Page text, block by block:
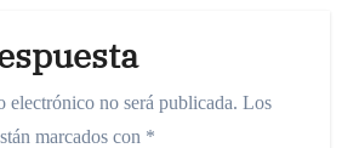
electrónico no será publicada. Los
marcados con *